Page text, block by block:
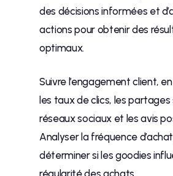
des décisions informées et
actions pour obtenir des
optimaux.
Suivre l’engagement client,
les taux de clics, les partages
réseaux sociaux et les avis
Analyser la fréquence
déterminer si les goodies